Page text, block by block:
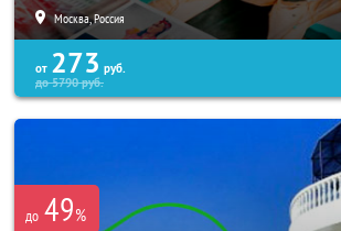
Москва, Россия
от 273 руб.
до5790руб.
до 49%